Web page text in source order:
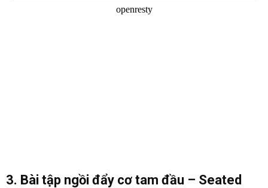
3. Bài tập ngồi đẩy cơ tam đầu – Seated